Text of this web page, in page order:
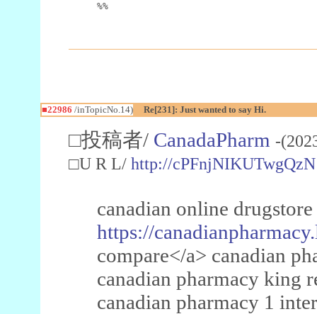
%%
■22986 /inTopicNo.14) Re[231]: Just wanted to say Hi.
□投稿者/ CanadaPharm -
□U R L/ http://cPFnjNIKUTwgQzN
canadian online
https://
compare</a> canadian
canadian pharmacy king
canadian pharmacy 1